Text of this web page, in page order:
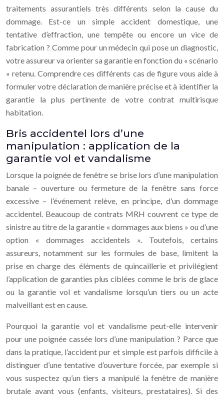
traitements assurantiels très différents selon la cause du
dommage. Est-ce un simple accident domestique, une
tentative d’effraction, une tempête ou encore un vice de
fabrication ? Comme pour un médecin qui pose un diagnostic,
votre assureur va orienter sa garantie en fonction du « scénario
» retenu. Comprendre ces différents cas de figure vous aide à
formuler votre déclaration de manière précise et à identifier la
garantie la plus pertinente de votre contrat multirisque
habitation.
Bris accidentel lors d’une
manipulation : application de la
garantie vol et vandalisme
Lorsque la poignée de fenêtre se brise lors d’une manipulation
banale – ouverture ou fermeture de la fenêtre sans force
excessive – l’événement relève, en principe, d’un dommage
accidentel. Beaucoup de contrats MRH couvrent ce type de
sinistre au titre de la garantie « dommages aux biens » ou d’une
option « dommages accidentels ». Toutefois, certains
assureurs, notamment sur les formules de base, limitent la
prise en charge des éléments de quincaillerie et privilégient
l’application de garanties plus ciblées comme le bris de glace
ou la garantie vol et vandalisme lorsqu’un tiers ou un acte
malveillant est en cause.
Pourquoi la garantie vol et vandalisme peut-elle intervenir
pour une poignée cassée lors d’une manipulation ? Parce que
dans la pratique, l’accident pur et simple est parfois difficile à
distinguer d’une tentative d’ouverture forcée, par exemple si
vous suspectez qu’un tiers a manipulé la fenêtre de manière
brutale avant vous (enfants, visiteurs, prestataires). Si des